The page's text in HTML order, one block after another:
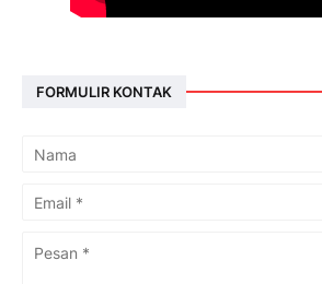
FORMULIR KONTAK